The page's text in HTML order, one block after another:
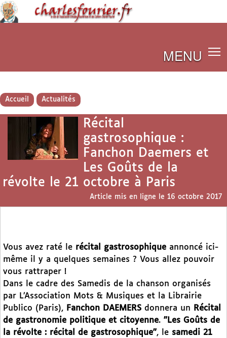
MENU
Accueil Actualités
Récital
gastrosophique :
Fanchon Daemers et
Les Goûts de la
révolte le 21 octobre à Paris
Article mis en ligne le 16 octobre 2017
Vous avez raté le récital gastrosophique annoncé ici-
même il y a quelques semaines ? Vous allez pouvoir
vous rattraper !
Dans le cadre des Samedis de la chanson organisés
par L’Association Mots & Musiques et la Librairie
Publico (Paris), Fanchon DAEMERS donnera un
Récital
de gastronomie politique et citoyenne. "Les Goûts de
la révolte : récital de gastrosophique", le samedi 21